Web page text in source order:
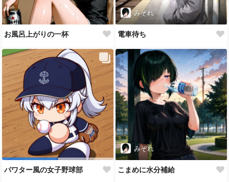
お風呂上がりの一杯
みぞれ
電車待ち
パワター風の女子野球部
みぞれ
こまめに水分補給